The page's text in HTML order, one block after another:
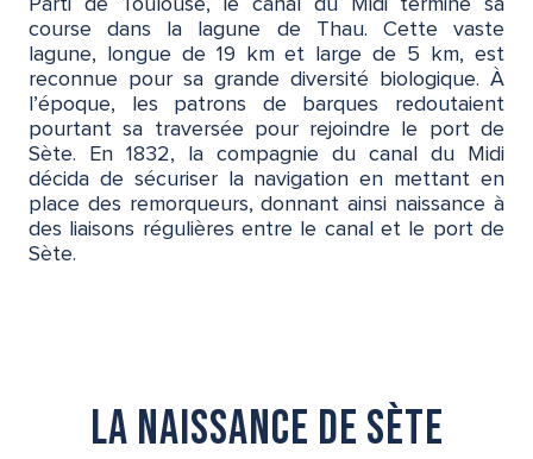
Parti de Toulouse, le canal du Midi termine sa
course dans la lagune de Thau. Cette vaste
lagune, longue de 19 km et large de 5 km, est
reconnue pour sa grande diversité biologique. À
l’époque, les patrons de barques redoutaient
pourtant sa traversée pour rejoindre le port de
Sète. En 1832, la compagnie du canal du Midi
décida de sécuriser la navigation en mettant en
place des remorqueurs, donnant ainsi naissance à
des liaisons régulières entre le canal et le port de
Sète.
La naissance de Sète